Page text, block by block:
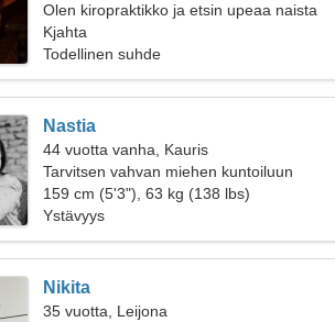
Olen kiropraktikko ja etsin upeaa naista
Kjahta
Todellinen suhde
Nastia
44 vuotta vanha, Kauris
Tarvitsen vahvan miehen kuntoiluun
159 cm (5'3"), 63 kg (138 lbs)
Ystävyys
Nikita
35 vuotta, Leijona